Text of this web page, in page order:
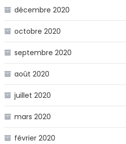
décembre 2020
octobre 2020
septembre 2020
août 2020
juillet 2020
mars 2020
février 2020